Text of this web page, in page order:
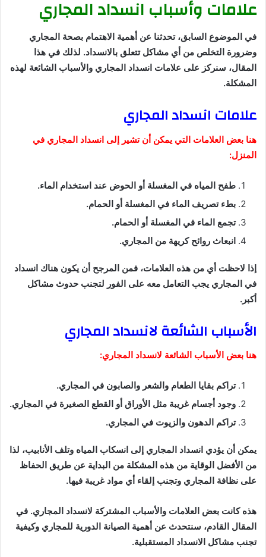
علامات وأسباب انسداد المجاري
في الموضوع السابق، تحدثنا عن أهمية الاهتمام بصحة المجاري
وضرورة التخلص من أي مشاكل تتعلق بالانسداد. لذلك في هذا
المقال، سنركز على علامات انسداد المجاري والأسباب الشائعة لهذه
المشكلة.
علامات انسداد المجاري
هنا بعض العلامات التي يمكن أن تشير إلى انسداد المجاري في
المنزل:
طفح المياه في المغسلة أو الحوض عند استخدام الماء.
بطء تصريف الماء في المغسلة أو الحمام.
تجمع الماء في المغسلة أو الحمام.
انبعاث روائح كريهة من المجاري.
إذا لاحظت أي من هذه العلامات، فمن المرجح أن يكون هناك انسداد
في المجاري يجب التعامل معه على الفور لتجنب حدوث مشاكل
أكبر.
الأسباب الشائعة لانسداد المجاري
هنا بعض الأسباب الشائعة لانسداد المجاري:
تراكم بقايا الطعام والشعر والصابون في المجاري.
وجود أجسام غريبة مثل الأوراق أو القطع الصغيرة في المجاري.
تراكم الدهون والزيوت في المجاري.
يمكن أن يؤدي انسداد المجاري إلى انسكاب المياه وتلف الأنابيب، لذا
من الأفضل الوقاية من هذه المشكلة من البداية عن طريق الحفاظ
على نظافة المجاري وتجنب إلقاء أي مواد غريبة فيها.
هذه كانت بعض العلامات والأسباب المشتركة لانسداد المجاري. في
المقال القادم، سنتحدث عن أهمية الصيانة الدورية للمجاري وكيفية
تجنب مشاكل الانسداد المستقبلية.